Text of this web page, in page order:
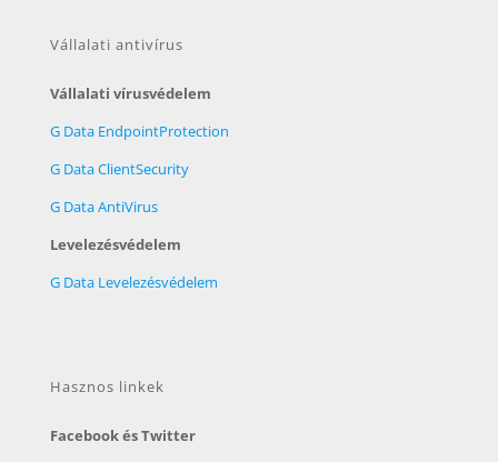
Vállalati antivírus
Vállalati vírusvédelem
G Data EndpointProtection
G Data ClientSecurity
G Data AntiVirus
Levelezésvédelem
G Data Levelezésvédelem
Hasznos linkek
Facebook és Twitter